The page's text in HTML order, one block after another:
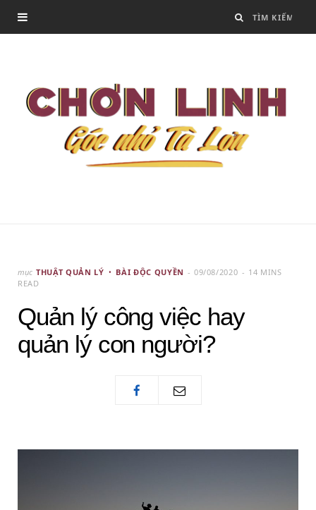
mục THUẬT QUẢN LÝ BÀI ĐỘC QUYỀN 09/08/2020
14 MINS
READ
Quản lý công việc hay
quản lý con người?